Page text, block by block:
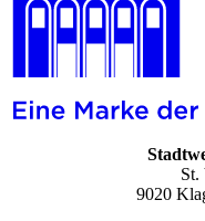
St.
9020